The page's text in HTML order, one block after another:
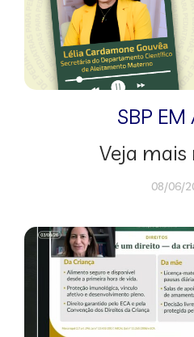
SBP EM
Veja mais
08/06/